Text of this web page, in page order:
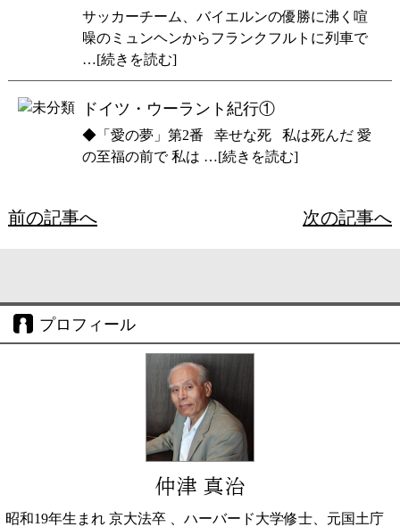
サッカーチーム、バイエルンの優勝に沸く喧
噪のミュンヘンからフランクフルトに列車で
…[続きを読む]
ドイツ・ウーラント紀行①
◆「愛の夢」第2番 幸せな死 私は死んだ 愛
の至福の前で 私は …[続きを読む]
前の記事へ 次の記事へ
プロフィール
仲津 真治
昭和19年生まれ 京大法卒 、ハーバード大学修士、元国土庁